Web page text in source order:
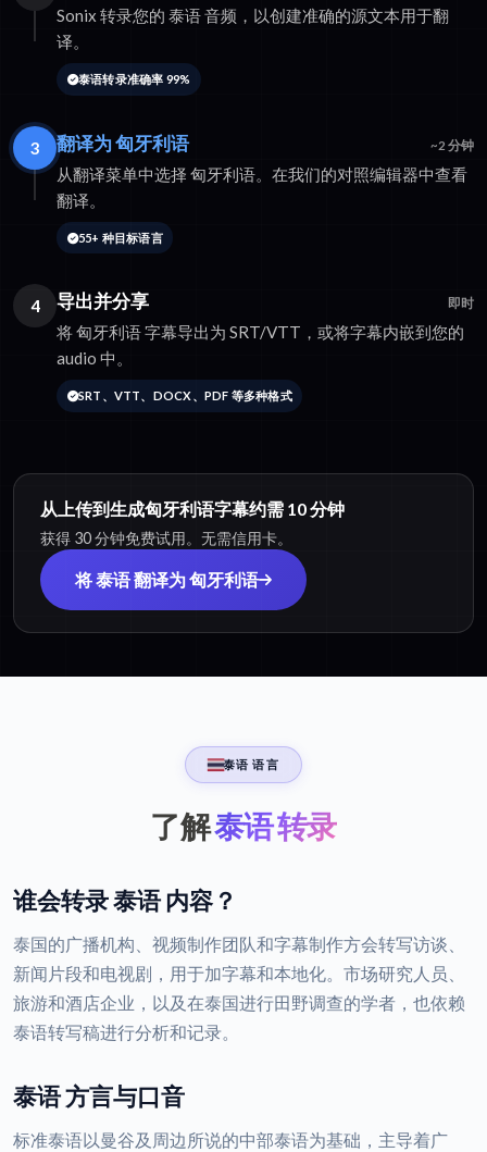
Sonix 转录您的 泰语 音频，以创建准确的源文本用于翻
译。
泰语转录准确率 99%
3 翻译为 匈牙利语 ~2 分钟
从翻译菜单中选择 匈牙利语。在我们的对照编辑器中查看
翻译。
55+ 种目标语言
4 导出并分享 即时
将 匈牙利语 字幕导出为 SRT/VTT，或将字幕内嵌到您的
audio 中。
SRT、VTT、DOCX、PDF 等多种格式
从上传到生成匈牙利语字幕约需 10 分钟
获得 30 分钟免费试用。无需信用卡。
将 泰语 翻译为 匈牙利语
泰语 语言
了解泰语 转录
谁会转录 泰语 内容？
泰国的广播机构、视频制作团队和字幕制作方会转写访谈、
新闻片段和电视剧，用于加字幕和本地化。市场研究人员、
旅游和酒店企业，以及在泰国进行田野调查的学者，也依赖
泰语转写稿进行分析和记录。
泰语 方言与口音
标准泰语以曼谷及周边所说的中部泰语为基础，主导着广